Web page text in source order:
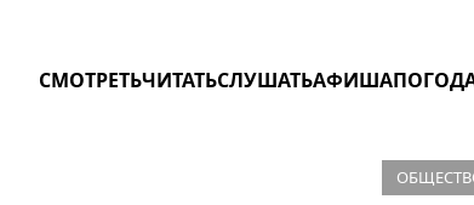
СМОТРЕТЬЧИТАТЬСЛУШАТЬАФИША